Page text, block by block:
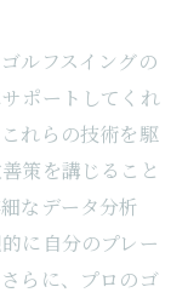
ルフスイングの
ポートしてくれ
れらの技術を駆
策を講じること
なデータ分析
に自分のプレー
らに、プロのゴ